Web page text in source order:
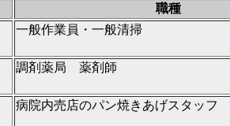
職種
一般作業員・一般清掃
調剤薬局 薬剤師
病院内売店のパン焼きあげスタッフ